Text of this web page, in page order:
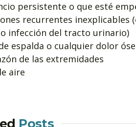
persistente o que esté
recurrentes inexplicables
o infección del tracto urinario)
espalda o cualquier dolor
de las extremidades
aire
Posts